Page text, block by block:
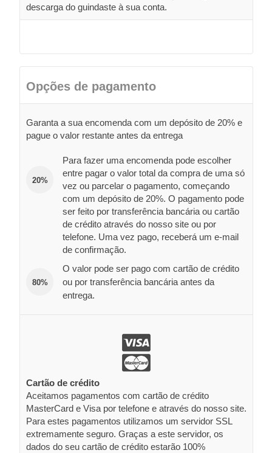
descarga do guindaste à sua conta.
Opções de pagamento
Garanta a sua encomenda com um depósito de 20% e
pague o valor restante antes da entrega
20%
Para fazer uma encomenda pode escolher
entre pagar o valor total da compra de uma só
vez ou parcelar o pagamento, começando
com um depósito de 20%. O pagamento pode
ser feito por transferência bancária ou cartão
de crédito através do nosso site ou por
telefone. Uma vez pago, receberá um e-mail
de confirmação.
80%
O valor pode ser pago com cartão de crédito
ou por transferência bancária antes da
entrega.
Cartão de crédito
Aceitamos pagamentos com cartão de crédito
MasterCard e Visa por telefone e através do nosso site.
Para estes pagamentos utilizamos um servidor SSL
extremamente seguro. Graças a este servidor, os
dados do seu cartão de crédito estarão 100%